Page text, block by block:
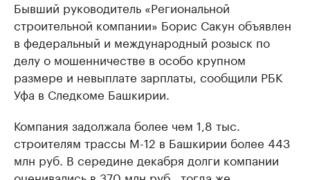
Бывший руководитель «Региональной
строительной компании» Борис Сакун объявлен
в федеральный и международный розыск по
делу о мошенничестве в особо крупном
размере и невыплате зарплаты, сообщили РБК
Уфа в Следкоме Башкирии.
Компания задолжала более чем 1,8 тыс.
строителям трассы М-12 в Башкирии более 443
млн руб. В середине декабря долги компании
оценивались в 370 млн руб., тогда же